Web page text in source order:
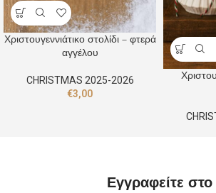
Χριστουγεννιάτικο στολίδι – φτερά
αγγέλου
CHRISTMAS 2025-2026
€3,00
Εγγραφείτε στο